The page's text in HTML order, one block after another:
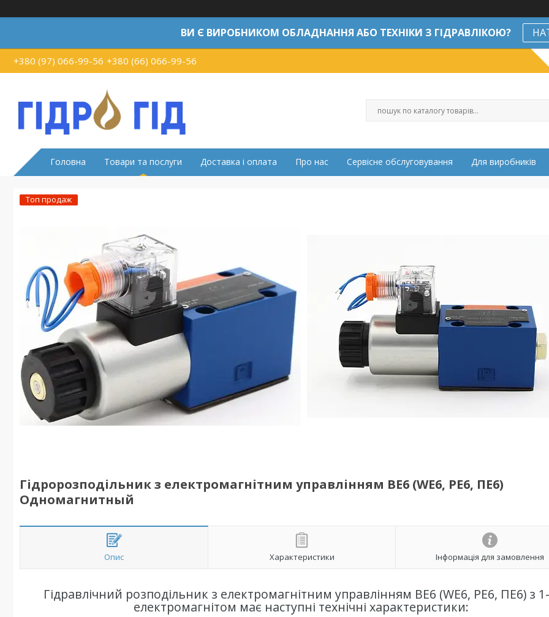
ВИ Є ВИРОБНИКОМ ОБЛАДНАННЯ АБО ТЕХНІКИ З ГІДРАВЛІКОЮ?
+380 (97) 066-99-56 +380 (66) 066-99-56
Головна Товари та послуги Доставка і оплата Про нас Сервісне обслуговування Для виробників
Топ продаж
Гідророзподільник з електромагнітним управлінням ВЕ6 (WE6, РЕ6, ПЕ6)
Одномагнитный
Опис Характеристики Інформація для замовлення
Гідравлічний розподільник з електромагнітним управлінням ВЕ6 (WE6, РЕ6, ПЕ6) з
електромагнітом має наступні технічні характеристики: